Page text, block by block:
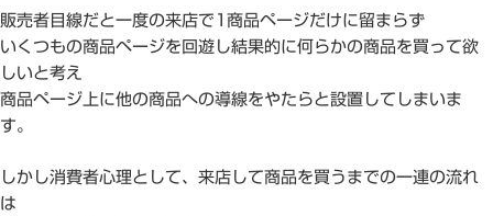
販売者目線だと一度の来店で1商品ページだけに留まらず
いくつもの商品ページを回遊し結果的に何らかの商品を買って欲
しいと考え
商品ページ上に他の商品への導線をやたらと設置してしまいま
す。
しかし消費者心理として、来店して商品を買うまでの一連の流れ
は